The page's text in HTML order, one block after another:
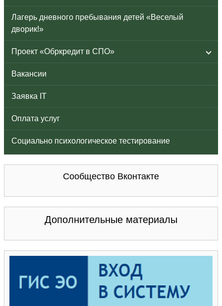
Лагерь дневного пребывания детей «Веселый
дворик!»
Проект «Обркредит в СПО»
Вакансии
Заявка IT
Оплата услуг
Социально психологическое тестирование
Сообщество Вконтакте
Дополнительные материалы